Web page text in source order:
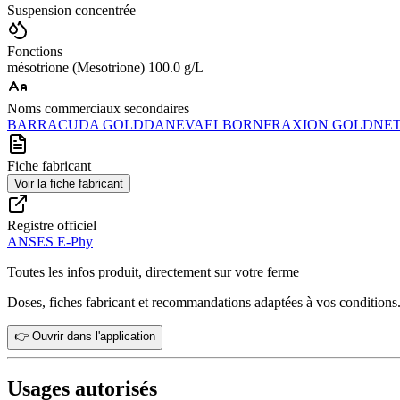
Suspension concentrée
Fonctions
mésotrione (Mesotrione) 100.0 g/L
Noms commerciaux secondaires
BARRACUDA GOLDDANEVAELBORNFRAXION GOLD
Fiche fabricant
Voir la fiche fabricant
Registre officiel
ANSES E-Phy
Toutes les infos produit, directement sur votre ferme
Doses, fiches fabricant et recommandations adaptées à vos conditions.
👉 Ouvrir dans l'application
Usages autorisés